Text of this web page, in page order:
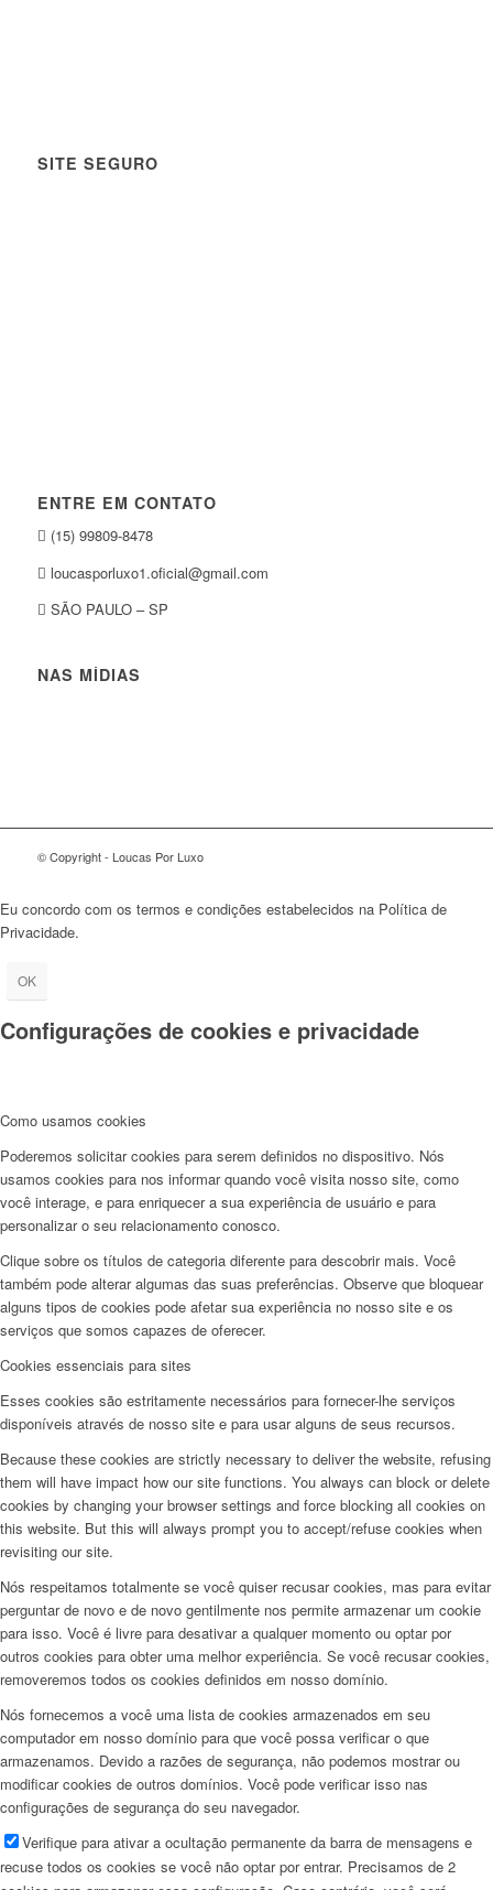
SITE SEGURO
ENTRE EM CONTATO
(15) 99809-8478
loucasporluxo1.oficial@gmail.com
SÃO PAULO – SP
NAS MÍDIAS
© Copyright - Loucas Por Luxo
Eu concordo com os termos e condições estabelecidos na Política de
Privacidade.
OK
Configurações de cookies e privacidade
Como usamos cookies
Poderemos solicitar cookies para serem definidos no dispositivo. Nós
usamos cookies para nos informar quando você visita nosso site, como
você interage, e para enriquecer a sua experiência de usuário e para
personalizar o seu relacionamento conosco.
Clique sobre os títulos de categoria diferente para descobrir mais. Você
também pode alterar algumas das suas preferências. Observe que bloquear
alguns tipos de cookies pode afetar sua experiência no nosso site e os
serviços que somos capazes de oferecer.
Cookies essenciais para sites
Esses cookies são estritamente necessários para fornecer-lhe serviços
disponíveis através de nosso site e para usar alguns de seus recursos.
Because these cookies are strictly necessary to deliver the website, refusing
them will have impact how our site functions. You always can block or delete
cookies by changing your browser settings and force blocking all cookies on
this website. But this will always prompt you to accept/refuse cookies when
revisiting our site.
Nós respeitamos totalmente se você quiser recusar cookies, mas para evitar
perguntar de novo e de novo gentilmente nos permite armazenar um cookie
para isso. Você é livre para desativar a qualquer momento ou optar por
outros cookies para obter uma melhor experiência. Se você recusar cookies,
removeremos todos os cookies definidos em nosso domínio.
Nós fornecemos a você uma lista de cookies armazenados em seu
computador em nosso domínio para que você possa verificar o que
armazenamos. Devido a razões de segurança, não podemos mostrar ou
modificar cookies de outros domínios. Você pode verificar isso nas
configurações de segurança do seu navegador.
Verifique para ativar a ocultação permanente da barra de mensagens e
recuse todos os cookies se você não optar por entrar. Precisamos de 2